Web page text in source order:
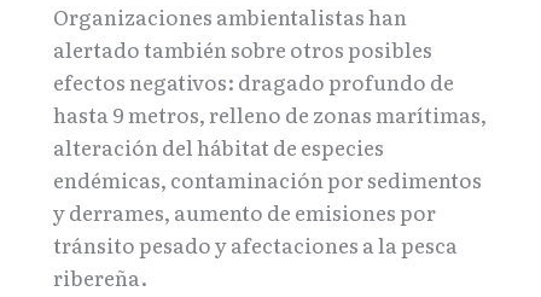
Organizaciones ambientalistas han
alertado también sobre otros posibles
efectos negativos: dragado profundo de
hasta 9 metros, relleno de zonas marítimas,
alteración del hábitat de especies
endémicas, contaminación por sedimentos
y derrames, aumento de emisiones por
tránsito pesado y afectaciones a la pesca
ribereña.